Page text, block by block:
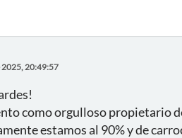
2025, 20:49:57
como orgulloso propietario
estamos al 90% y de